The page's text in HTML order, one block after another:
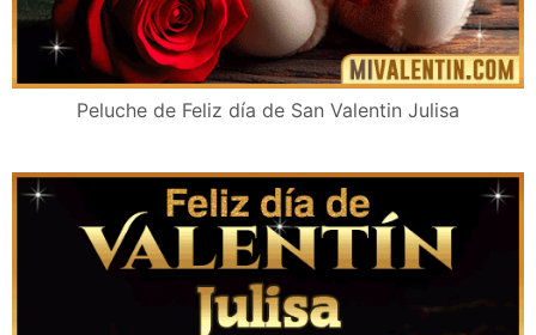
Peluche de Feliz día de San Valentin Julisa